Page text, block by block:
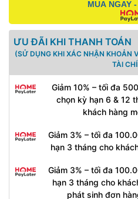
MUA NGAY
ƯU ĐÃI KHI THANH TOÁN
(SỬ DỤNG KHI XÁC NHẬN KHOẢN
TÀI
Giảm 10% – tối đa
chọn kỳ hạn 6 & 12
khách hàng
Giảm 3% – tối đa
hạn 3 tháng cho
Giảm 3% – tối đa
hạn 3 tháng cho
phát sinh đơn